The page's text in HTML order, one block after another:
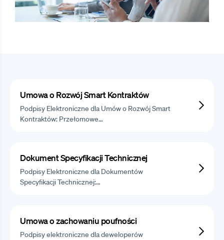
Umowa o Rozwój Smart Kontraktów
Podpisy Elektroniczne dla Umów o Rozwój Smart
Kontraktów: Przełomowe…
Dokument Specyfikacji Technicznej
Podpisy Elektroniczne dla Dokumentów
Specyfikacji Technicznej:…
Umowa o zachowaniu poufności
Podpisy elektroniczne dla deweloperów